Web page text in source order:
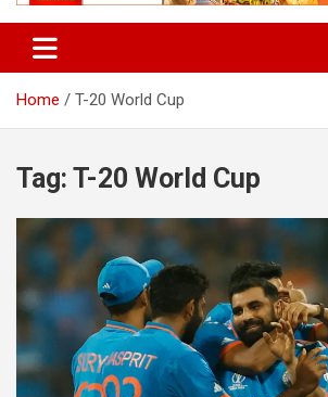
Home T-20 World Cup
Tag: T-20 World Cup